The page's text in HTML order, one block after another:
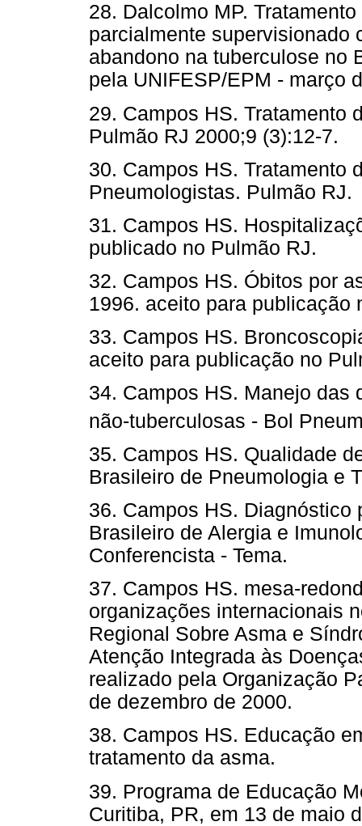
28. Dalcolmo MP.
parcialmente supervisionado
abandono na tuberculose no
pela UNIFESP/EPM - março
29. Campos HS. Tratamento
Pulmão RJ 2000;9 (3):12-7.
30. Campos HS. Tratamento
Pneumologistas. Pulmão RJ.
31. Campos HS.
publicado no Pulmão RJ.
32. Campos HS. Óbitos por
1996. aceito para publicação
33. Campos HS.
aceito para publicação no
34. Campos HS. Manejo das
não-tuberculosas - Bol
35. Campos HS. Qualidade
Brasileiro de Pneumologia e
36. Campos HS. Diagnóstico
Brasileiro de Alergia e
Conferencista - Tema.
37. Campos HS. mesa-
organizações internacionais
Regional Sobre Asma e
Atenção Integrada às
realizado pela Organização
de dezembro de 2000.
38. Campos HS. Educação
tratamento da asma.
39. Programa de Educação
Curitiba, PR, em 13 de maio